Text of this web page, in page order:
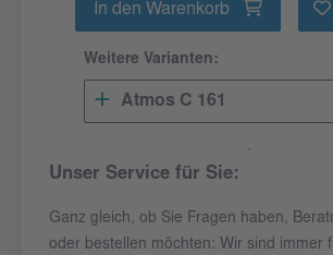
In den Warenkorb
Weitere Varianten:
Atmos C 161
Unser Service für Sie:
Ganz gleich, ob Sie Fragen haben,
oder bestellen möchten: Wir sind immer